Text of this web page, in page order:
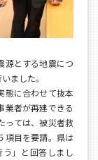
源とする地震につ
ました。
に合わせて抜本
者が再建できる
っては、被災者救
項目を要請。県は
う」と回答しまし